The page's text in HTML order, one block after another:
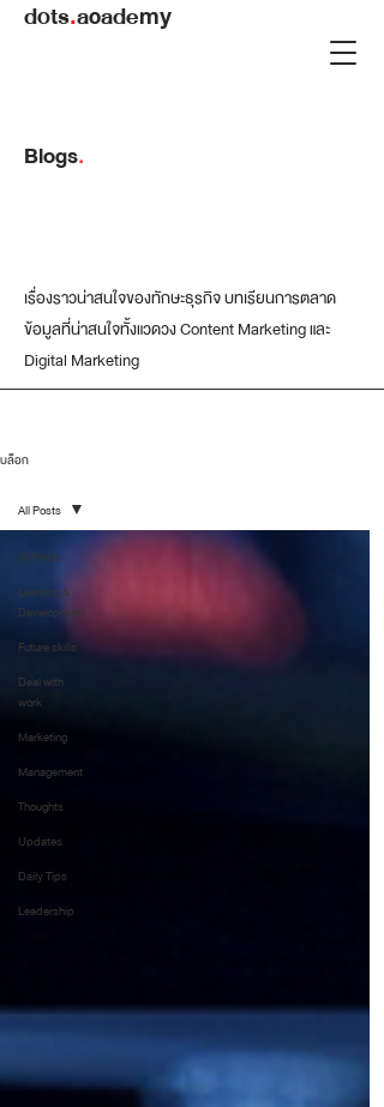
dots.academy
Blogs.
เรื่องราวน่าสนใจของทักษะธุรกิจ บทเรียนการตลาด
ข้อมูลที่น่าสนใจทั้งแวดวง Content Marketing และ
Digital Marketing
บล็อก
All Posts
Learning &
Development
Future skills
Deal with
work
Marketing
Management
Thoughts
Updates
Daily Tips
Leadership
All Posts